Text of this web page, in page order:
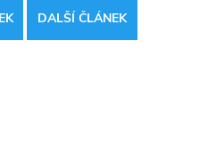
DALŠÍ ČLÁNEK